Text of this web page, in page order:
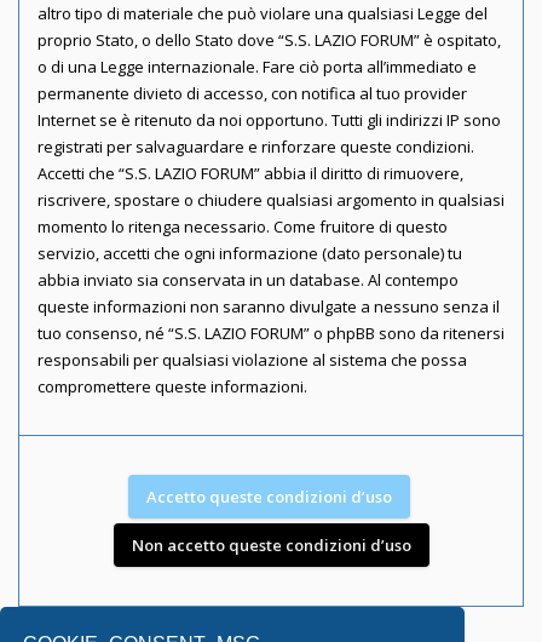
altro tipo di materiale che può violare una qualsiasi Legge del
proprio Stato, o dello Stato dove “S.S. LAZIO FORUM” è ospitato,
o di una Legge internazionale. Fare ciò porta all’immediato e
permanente divieto di accesso, con notifica al tuo provider
Internet se è ritenuto da noi opportuno. Tutti gli indirizzi IP sono
registrati per salvaguardare e rinforzare queste condizioni.
Accetti che “S.S. LAZIO FORUM” abbia il diritto di rimuovere,
riscrivere, spostare o chiudere qualsiasi argomento in qualsiasi
momento lo ritenga necessario. Come fruitore di questo
servizio, accetti che ogni informazione (dato personale) tu
abbia inviato sia conservata in un database. Al contempo
queste informazioni non saranno divulgate a nessuno senza il
tuo consenso, né “S.S. LAZIO FORUM” o phpBB sono da ritenersi
responsabili per qualsiasi violazione al sistema che possa
compromettere queste informazioni.